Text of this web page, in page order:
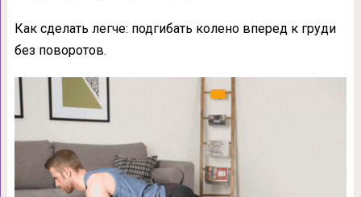
Как сделать легче: подгибать колено вперед к груди
без поворотов.